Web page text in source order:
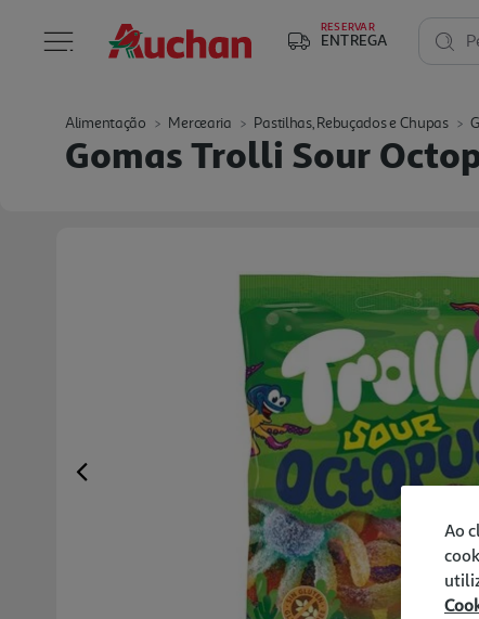
RESERVAR
ENTREGA
Alimentação Mercearia Pastilhas, Rebuçados e Chupas
Gomas Trolli Sour
Previous
Ao